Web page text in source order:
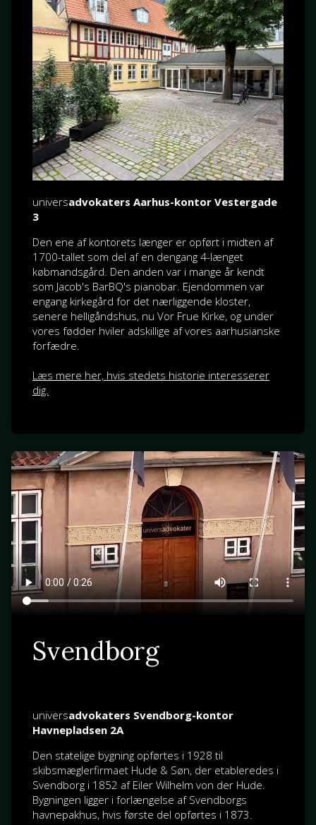
universadvokaters Aarhus-kontor Vestergade
3
Den ene af kontorets længer er opført i midten af
1700-tallet som del af en dengang 4-længet
købmandsgård. Den anden var i mange år kendt
som Jacob's BarBQ's pianobar. Ejendommen var
engang kirkegård for det nærliggende kloster,
senere helligåndshus, nu Vor Frue Kirke, og under
vores fødder hviler adskillige af vores aarhusianske
forfædre.
Læs mere her, hvis stedets historie interesserer
dig.
Svendborg
universadvokaters Svendborg-kontor
Havnepladsen 2A
Den statelige bygning opførtes i 1928 til
skibsmæglerfirmaet Hude & Søn, der etableredes i
Svendborg i 1852 af Eiler Wilhelm von der Hude.
Bygningen ligger i forlængelse af Svendborgs
havnepakhus, hvis første del opførtes i 1873.